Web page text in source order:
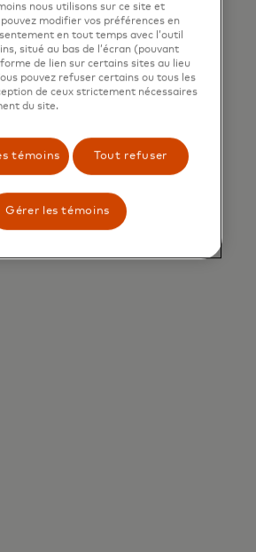
Mastercard
commun. Vivez une
grâce à des réservations
des restaurants très réputés
, des places privilégiées
prestigieux et une
à l'aéroport.
nous utilisons sur ce site et
modifier vos préférences en
en tout temps avec l’outil
situé au bas de l’écran (pouvant
de lien sur certains sites au lieu
pouvez refuser certains ou tous les
de ceux strictement nécessaires
du site.
témoins Tout refuser
Gérer les témoins